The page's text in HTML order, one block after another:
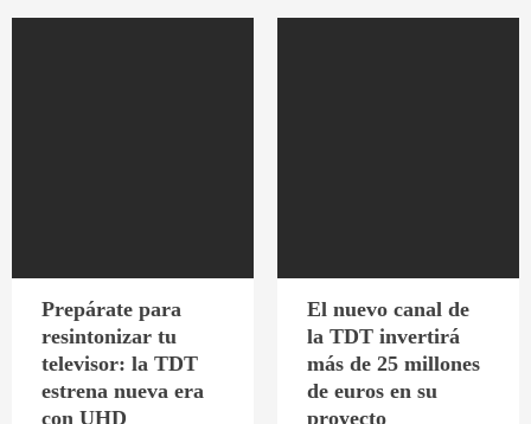
Prepárate para
resintonizar tu
televisor: la TDT
estrena nueva era
con UHD
El nuevo canal de
la TDT invertirá
más de 25 millones
de euros en su
proyecto